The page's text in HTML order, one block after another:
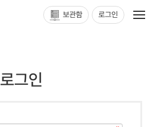
보관함 로그인
로그인